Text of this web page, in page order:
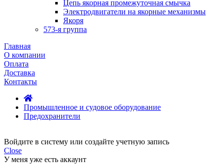
Цепь якорная промежуточная смычка
Электродвигатели на якорные механизмы
Якоря
573-я группа
Главная
О компании
Оплата
Доставка
Контакты
Промышленное и судовое оборудование
Предохранители
Войдите в систему или создайте учетную запись
Close
У меня уже есть аккаунт